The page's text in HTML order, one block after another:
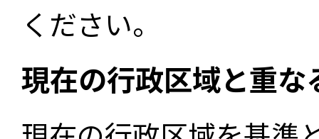
ください。
現在の行政区域と重